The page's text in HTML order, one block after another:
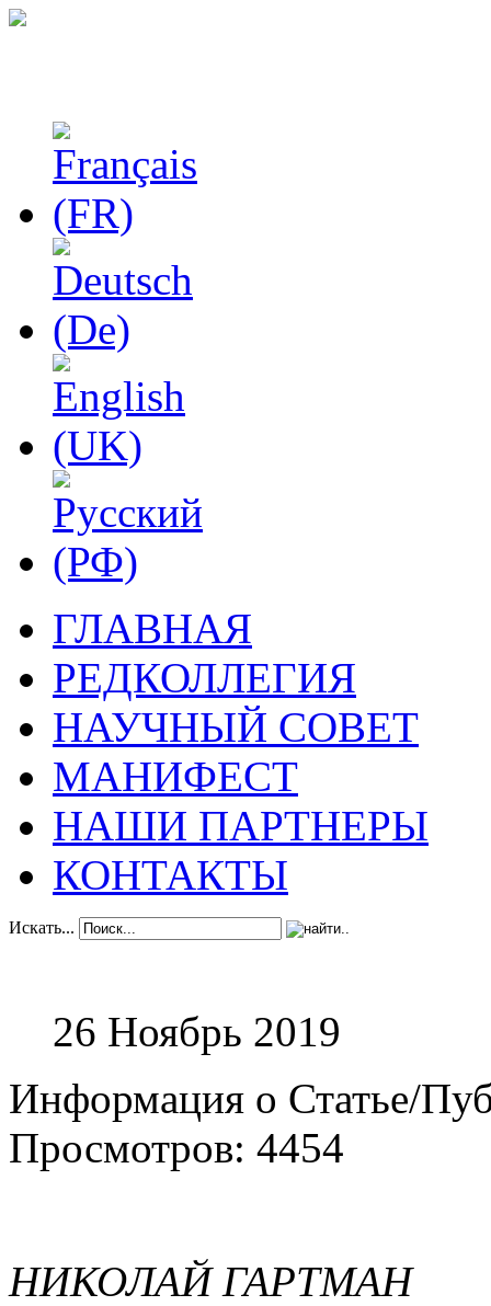
ГЛАВНАЯ
РЕДКОЛЛЕГИЯ
НАУЧНЫЙ СОВЕТ
МАНИФЕСТ
НАШИ ПАРТНЕРЫ
КОНТАКТЫ
Искать...
26 Ноябрь 2019
Информация о Статье/
Просмотров: 4454
НИКОЛАЙ ГАРТМАН